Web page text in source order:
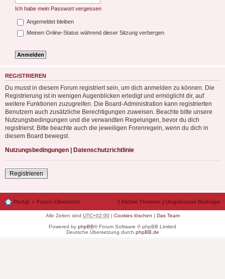
Ich habe mein Passwort vergessen
Angemeldet bleiben
Meinen Online-Status während dieser Sitzung verbergen
REGISTRIEREN
Du musst in diesem Forum registriert sein, um dich anmelden zu können. Die
Registrierung ist in wenigen Augenblicken erledigt und ermöglicht dir, auf
weitere Funktionen zuzugreifen. Die Board-Administration kann registrierten
Benutzern auch zusätzliche Berechtigungen zuweisen. Beachte bitte unsere
Nutzungsbedingungen und die verwandten Regelungen, bevor du dich
registrierst. Bitte beachte auch die jeweiligen Forenregeln, wenn du dich in
diesem Board bewegst.
Nutzungsbedingungen | Datenschutzrichtlinie
Registrieren
Portal Foren-Übersicht | Aktive Themen | Ungelesene Beiträge
Alle Zeiten sind UTC+02:00| Cookies löschen | Das Team
Powered by phpBB® Forum Software © phpBB Limited
Deutsche Übersetzung durch phpBB.de